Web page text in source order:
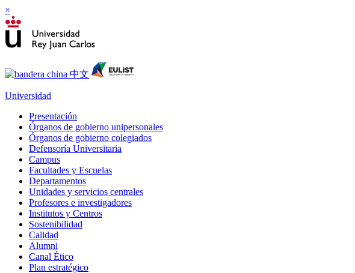
×
Universidad
Presentación
Órganos de gobierno unipersonales
Órganos de gobierno colegiados
Defensoría Universitaria
Campus
Facultades y Escuelas
Departamentos
Unidades y servicios centrales
Profesores e investigadores
Institutos y Centros
Sostenibilidad
Calidad
Alumni
Canal Ético
Plan estratégico